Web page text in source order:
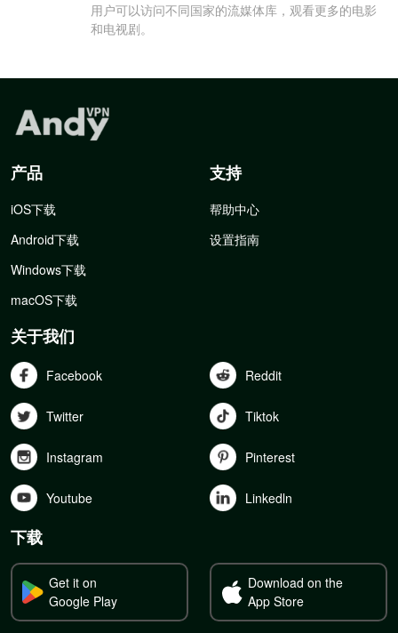
用户可以访问不同国家的流媒体库，观看更多的电影
和电视剧。
产品
iOS下载
Android下载
Windows下载
macOS下载
支持
帮助中心
设置指南
关于我们
Facebook Reddit
Twitter Tiktok
Instagram Pinterest
Youtube Linkedln
下载
Get it on
Google Play
Download on the
App Store